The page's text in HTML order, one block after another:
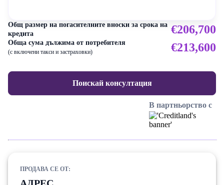
Общ размер на погасителните вноски за срока на
кредита
€206,700
Обща сума дължима от потребителя
(с включени такси и застраховки) €213,600
Поискай консултация
В партньорство с
ПРОДАВА СЕ ОТ: